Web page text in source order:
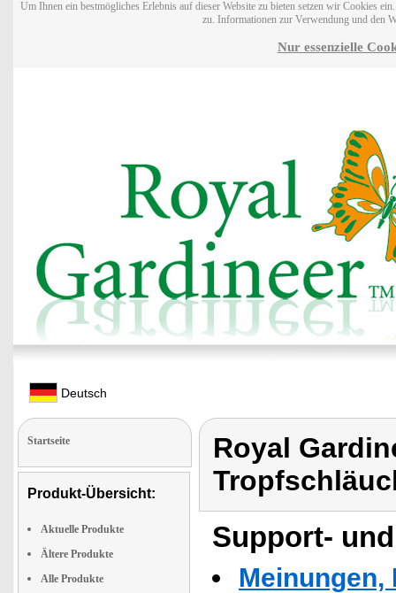
Um Ihnen ein bestmögliches Erlebnis auf dieser Website zu bieten setzen wir Cookies
zu. Informationen zur Verwendung und den
Nur essenzielle
Deutsch
Startseite
Produkt-Übersicht:
Aktuelle Produkte
Ältere Produkte
Alle Produkte
Royal
Support-